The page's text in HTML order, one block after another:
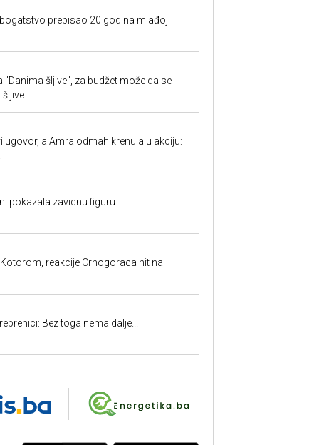
prepisao 20 godina mlađoj
"Danima šljive", za budžet može da se
ugovor, a Amra odmah krenula u akciju:
pokazala zavidnu figuru
reakcije Crnogoraca hit na
Bez toga nema dalje...